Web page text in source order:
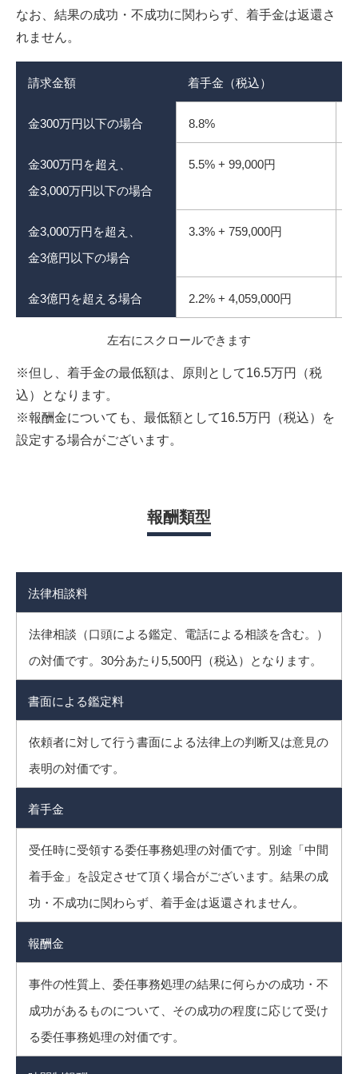
なお、結果の成功・不成功に関わらず、着手金は返還さ
れません。
請求金額 着手金（税込）
金300万円以下の場合 8.8%
金300万円を超え、
金3,000万円以下の場合
5.5% + 99,000円
金3,000万円を超え、
金3億円以下の場合
3.3% + 759,000円
金3億円を超える場合 2.2% + 4,059,000円
左右にスクロールできます
※但し、着手金の最低額は、原則として16.5万円（税
込）となります。
※報酬金についても、最低額として16.5万円（税込）を
設定する場合がございます。
報酬類型
法律相談料
法律相談（口頭による鑑定、電話による相談を含む。）
の対価です。30分あたり5,500円（税込）となります。
書面による鑑定料
依頼者に対して行う書面による法律上の判断又は意見の
表明の対価です。
着手金
受任時に受領する委任事務処理の対価です。別途「中間
着手金」を設定させて頂く場合がございます。結果の成
功・不成功に関わらず、着手金は返還されません。
報酬金
事件の性質上、委任事務処理の結果に何らかの成功・不
成功があるものについて、その成功の程度に応じて受け
る委任事務処理の対価です。